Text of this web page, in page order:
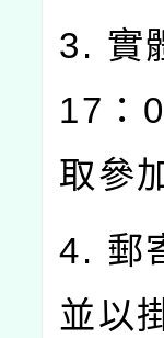
3. 實
17：
取參
4. 郵
並以